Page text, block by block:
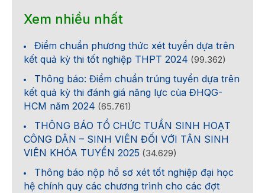
Xem nhiều nhất
Điểm chuẩn phương thức xét tuyển dựa trên
kết quả kỳ thi tốt nghiệp THPT 2024 (99.362)
Thông báo: Điểm chuẩn trúng tuyển dựa trên
kết quả kỳ thi đánh giá năng lực của ĐHQG-
HCM năm 2024 (65.761)
THÔNG BÁO TỔ CHỨC TUẦN SINH HOẠT
CÔNG DÂN – SINH VIÊN ĐỐI VỚI TÂN SINH
VIÊN KHÓA TUYỂN 2025 (34.629)
Thông báo nộp hồ sơ xét tốt nghiệp đại học
hệ chính quy các chương trình cho các đợt